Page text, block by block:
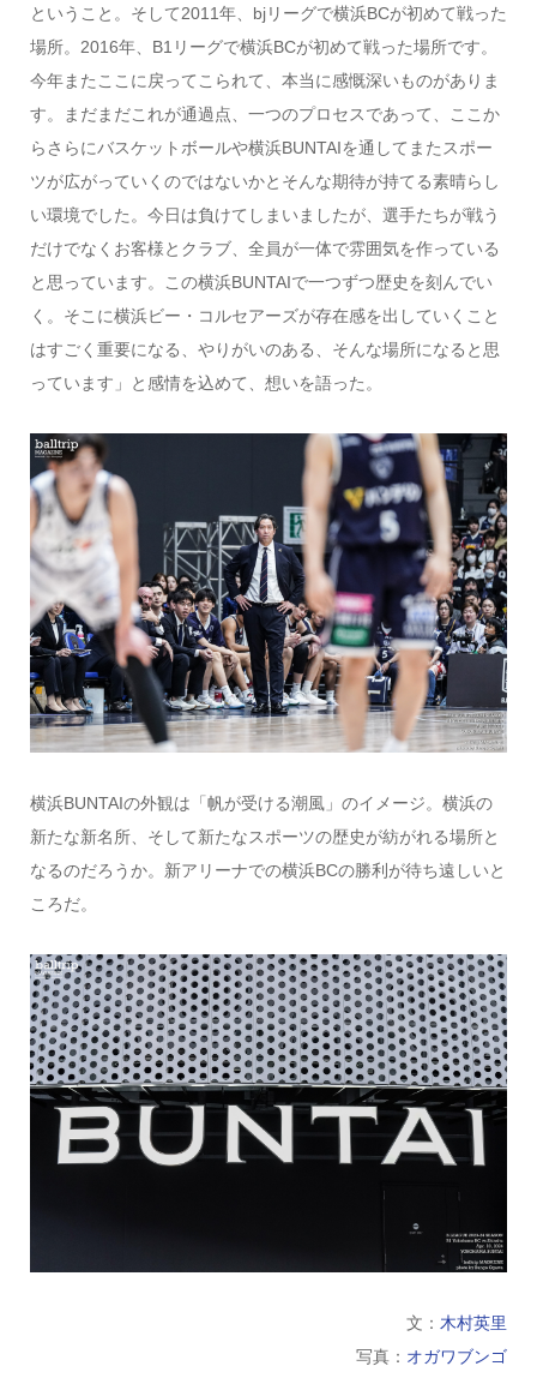
ということ。そして2011年、bjリーグで横浜BCが初めて戦った
場所。2016年、B1リーグで横浜BCが初めて戦った場所です。
今年またここに戻ってこられて、本当に感慨深いものがありま
す。まだまだこれが通過点、一つのプロセスであって、ここか
らさらにバスケットボールや横浜BUNTAIを通してまたスポー
ツが広がっていくのではないかとそんな期待が持てる素晴らし
い環境でした。今日は負けてしまいましたが、選手たちが戦う
だけでなくお客様とクラブ、全員が一体で雰囲気を作っている
と思っています。この横浜BUNTAIで一つずつ歴史を刻んでい
く。そこに横浜ビー・コルセアーズが存在感を出していくこと
はすごく重要になる、やりがいのある、そんな場所になると思
っています」と感情を込めて、想いを語った。
横浜BUNTAIの外観は「帆が受ける潮風」のイメージ。横浜の
新たな新名所、そして新たなスポーツの歴史が紡がれる場所と
なるのだろうか。新アリーナでの横浜BCの勝利が待ち遠しいと
ころだ。
文： 木村英里
写真： オガワブンゴ